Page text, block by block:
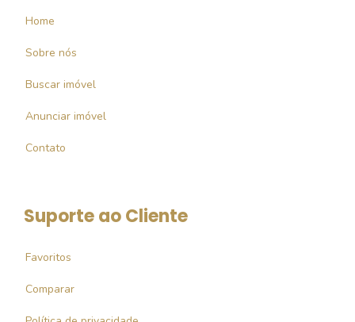
Home
Sobre nós
Buscar imóvel
Anunciar imóvel
Contato
Suporte ao Cliente
Favoritos
Comparar